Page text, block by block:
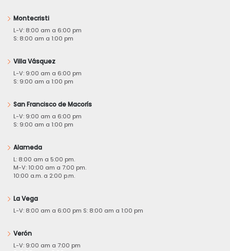
Montecristi
L-V: 8:00 am a 6:00 pm
S: 8:00 am a 1:00 pm
Villa Vásquez
L-V: 9:00 am a 6:00 pm
S: 9:00 am a 1:00 pm
San Francisco de Macorís
L-V: 9:00 am a 6:00 pm
S: 9:00 am a 1:00 pm
Alameda
L: 8:00 am a 5:00 pm.
M-V: 10:00 am a 7:00 pm.
10:00 a.m. a 2:00 p.m.
La Vega
L-V: 8:00 am a 6:00 pm S: 8:00 am a 1:00 pm
Verón
L-V: 9:00 am a 7:00 pm